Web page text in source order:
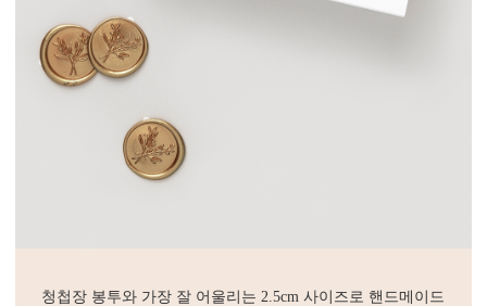
청첩장 봉투와 가장 잘 어울리는 2.5cm 사이즈로 핸드메이드